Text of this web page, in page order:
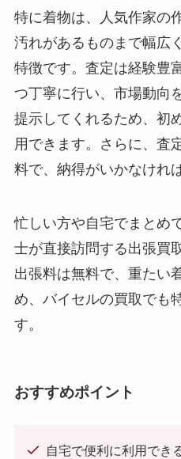
特に着物は、人気作家の
汚れがあるものまで幅広
特徴です。査定は経験豊
つ丁寧に行い、市場動向
提示してくれるため、初
用できます。さらに、査
料で、納得がいかなけれ
忙しい方や自宅でまとめ
士が直接訪問する出張買
出張料は無料で、重たい
め、バイセルの買取でも
す。
おすすめポイント
自宅で便利に利用でき